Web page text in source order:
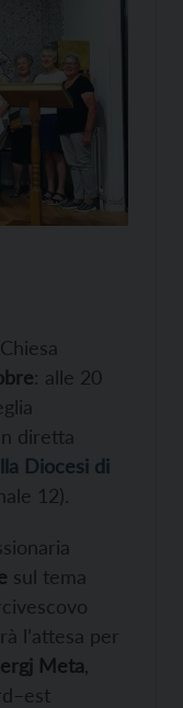
: alle 20
diretta
Diocesi di
12).
sul tema
l’attesa per
Meta